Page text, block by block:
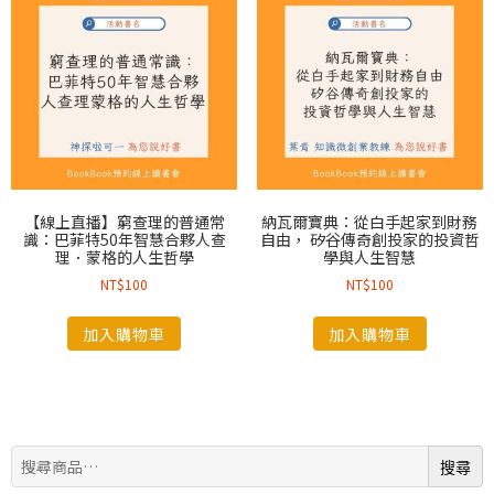
【線上直播】窮查理的普通常
識：巴菲特50年智慧合夥人查
理．蒙格的人生哲學
NT$100
加入購物車
納瓦爾寶典：從白手起家到財務
自由， 矽谷傳奇創投家的投資哲
學與人生智慧
NT$100
加入購物車
搜
尋:
搜尋